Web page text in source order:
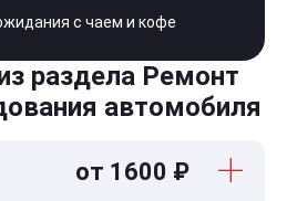
с чаем и кофе
раздела Ремонт
автомобиля
от 1600 ₽